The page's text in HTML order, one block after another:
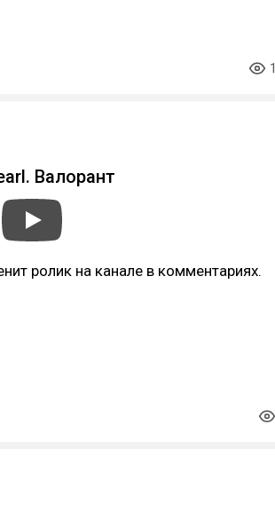
Валорант
ролик на канале в комментариях.